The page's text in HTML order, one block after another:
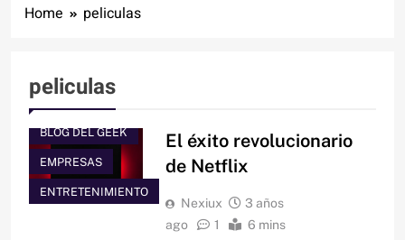
Home peliculas
peliculas
BLOG DEL GEEK
EMPRESAS
ENTRETENIMIENTO
El éxito revolucionario
de Netflix
Nexiux
3 años
ago
1 6 mins